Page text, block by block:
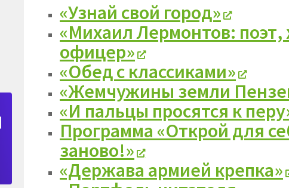
«Узнай свой город»
«Михаил Лермонтов:
офицер»
«Обед с классиками»
«Жемчужины земли
«И пальцы просятся к
Программа «Открой для
заново!»
«Держава армией крепка»